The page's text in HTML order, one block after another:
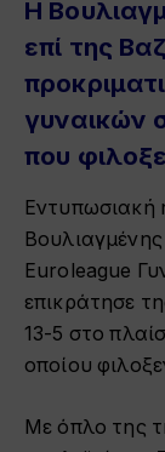
Η
επί της
γυναικών
που
Εντυπωσιακή
Euroleague
επικράτησε
13-5 στο
οποίου
Με όπλο της